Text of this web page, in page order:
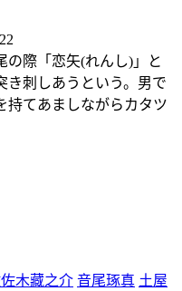
の際「恋矢(れんし)」と
き刺しあうという。男で
持てあましながらカタツ
木藏之介 音尾琢真 土屋